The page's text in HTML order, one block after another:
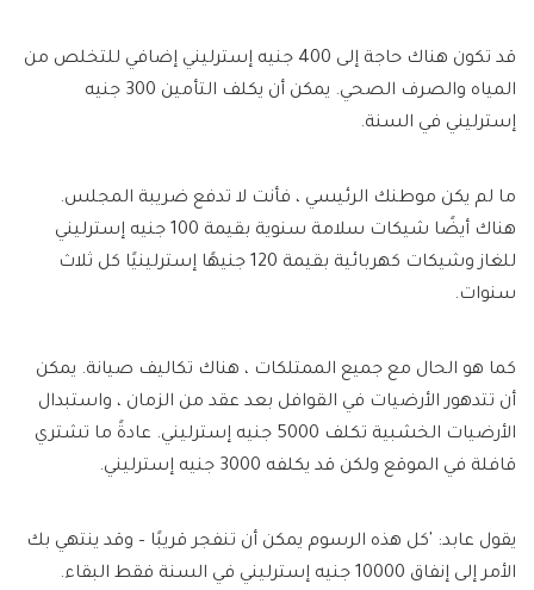
قد تكون هناك حاجة إلى 400 جنيه إسترليني إضافي للتخلص من
المياه والصرف الصحي. يمكن أن يكلف التأمين 300 جنيه
إسترليني في السنة.
ما لم يكن موطنك الرئيسي ، فأنت لا تدفع ضريبة المجلس.
هناك أيضًا شيكات سلامة سنوية بقيمة 100 جنيه إسترليني
للغاز وشيكات كهربائية بقيمة 120 جنيهًا إسترلينيًا كل ثلاث
سنوات.
كما هو الحال مع جميع الممتلكات ، هناك تكاليف صيانة. يمكن
أن تتدهور الأرضيات في القوافل بعد عقد من الزمان ، واستبدال
الأرضيات الخشبية تكلف 5000 جنيه إسترليني. عادةً ما تشتري
قافلة في الموقع ولكن قد يكلفه 3000 جنيه إسترليني.
يقول عابد: 'كل هذه الرسوم يمكن أن تنفجر قريبًا – وقد ينتهي بك
الأمر إلى إنفاق 10000 جنيه إسترليني في السنة فقط البقاء.